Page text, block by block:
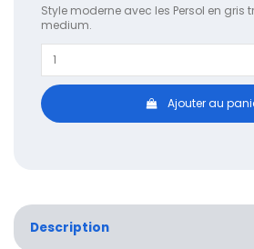
Style moderne avec les Persol en gris
medium.
Ajouter au
Description